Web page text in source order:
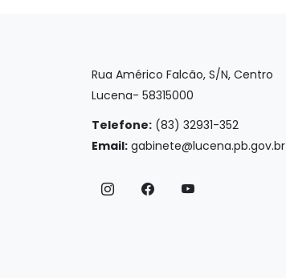
Rua Américo Falcão, S/N, Centro
Lucena- 58315000
Telefone: (83) 32931-352
Email: gabinete@lucena.pb.gov.br